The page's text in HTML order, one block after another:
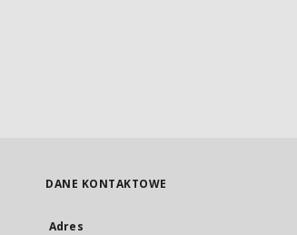
DANE KONTAKTOWE
Adres